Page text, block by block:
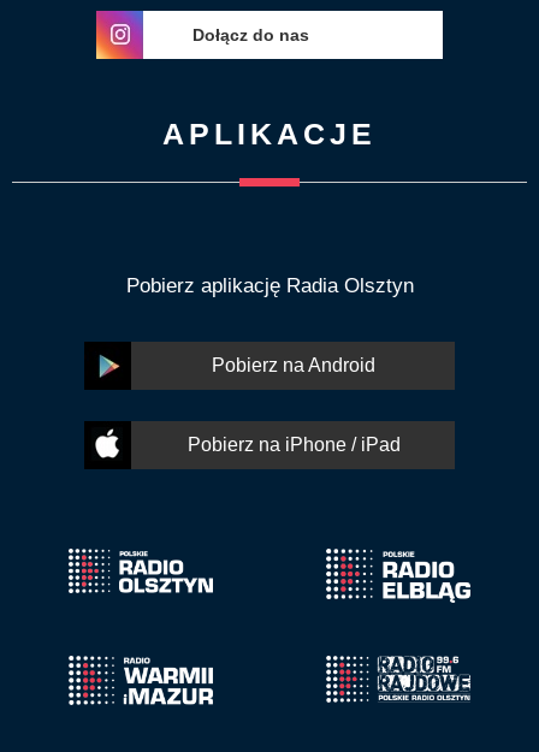
Dołącz do nas
APLIKACJE
Pobierz aplikację Radia Olsztyn
Pobierz na Android
Pobierz na iPhone / iPad